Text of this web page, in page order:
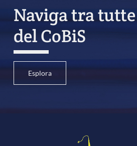
Naviga tra
del CoBiS
Esplora